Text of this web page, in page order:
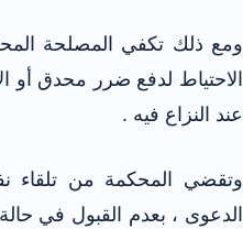
ومع ذلك تكفي المصلحة
الاحتياط لدفع ضرر محدق أو
عند النزاع فيه .
وتقضي المحكمة من تلقاء
الدعوى ، بعدم القبول في